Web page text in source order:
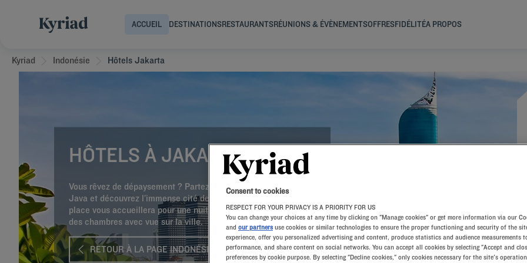
ACCUEIL DESTINATIONSRESTAURANTSRÉUNIONS & ÉVÈNEMENTSOFFRESFIDÉLITÉA PROPOS
Kyriad Indonésie Hôtels Jakarta
HÔTELS À JAKARTA
Vous rêvez de dépaysement ? Partez en vacances sur l’île de
Java et découvrez l’immense cité de Jakarta. Notre hôtel sur
place vous accueillera pour une nuit ou plus et vous propose
des chambres avec vue sur la ville.
RETOUR À LA PAGE INDONÉSIE
Consent to cookies
RESPECT FOR YOUR PRIVACY IS A PRIORITY FOR US
You can change your choices at any time by clicking on "Manage cookies" or get more information via our
and our partners use cookies or similar technologies to ensure the proper functioning and security of the
experience, offer you personalized advertising and content, produce statistics and audience measurements
performance, and share content on social networks. You can accept all cookies by selecting "Accept and
preferences by cookie purpose. By selecting "Decline cookies," only cookies necessary for the site's